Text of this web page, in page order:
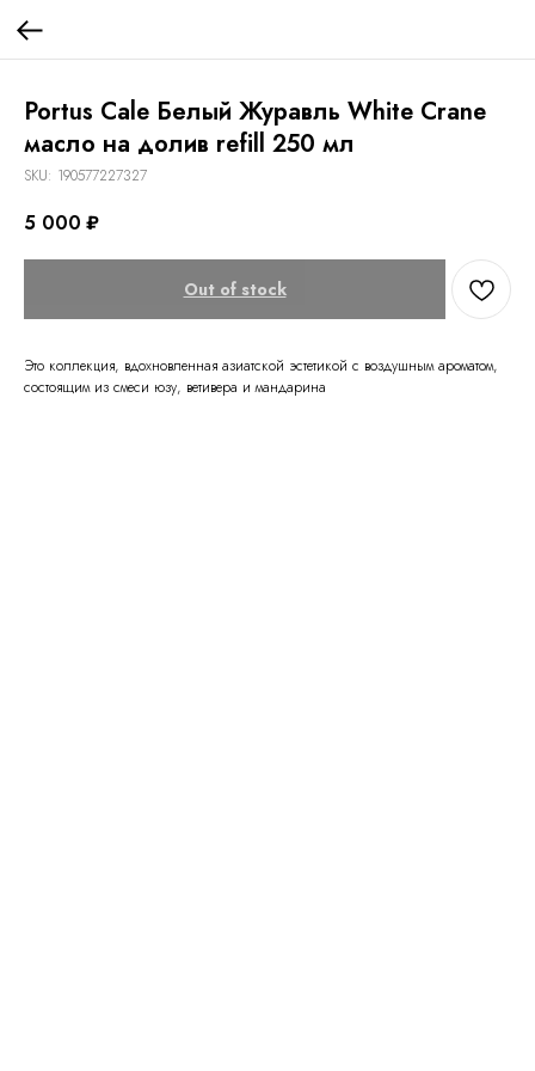
Portus Cale Белый Журавль White Crane
масло на долив refill 250 мл
SKU: 190577227327
5 000 ₽
Out of stock
Это коллекция, вдохновленная азиатской эстетикой с воздушным ароматом,
состоящим из смеси юзу, ветивера и мандарина